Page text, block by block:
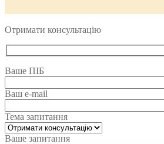
Отримати консультацію
Ваше ПІБ
Ваш e-mail
Тема запитання
Ваше запитання